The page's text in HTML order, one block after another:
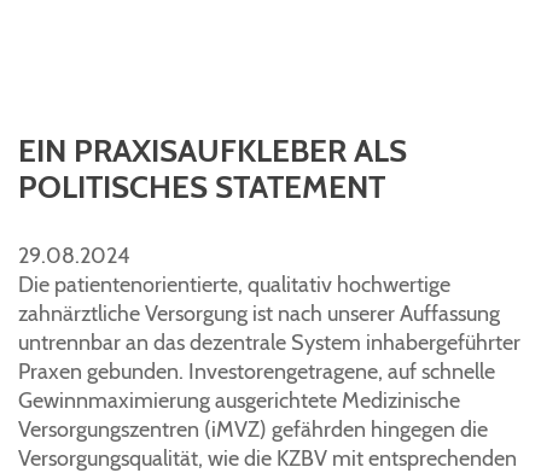
EIN PRAXISAUFKLEBER ALS
POLITISCHES STATEMENT
29.08.2024
Die patientenorientierte, qualitativ hochwertige
zahnärztliche Versorgung ist nach unserer Auffassung
untrennbar an das dezentrale System inhabergeführter
Praxen gebunden. Investorengetragene, auf schnelle
Gewinnmaximierung ausgerichtete Medizinische
Versorgungszentren (iMVZ) gefährden hingegen die
Versorgungsqualität, wie die KZBV mit entsprechenden